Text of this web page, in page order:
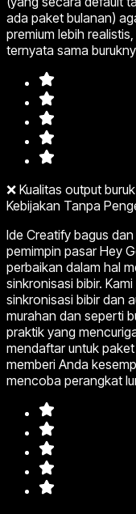
ada paket bulanan)
premium lebih
ternyata sama
❌ Kualitas output
Kebijakan Tanpa
Ide Creatify bagus
pemimpin pasar Hey
perbaikan dalam hal
sinkronisasi bibir.
sinkronisasi bibir dan
murahan dan seperti
praktik yang
mendaftar untuk
memberi Anda
mencoba perangkat